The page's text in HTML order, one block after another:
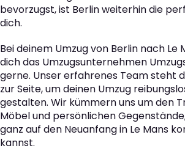
bevorzugst, ist Berlin weiterhin die
dich.
Bei deinem Umzug von Berlin nach
dich das Umzugsunternehmen
gerne. Unser erfahrenes Team steht
zur Seite, um deinen Umzug
gestalten. Wir kümmern uns um den
Möbel und persönlichen
ganz auf den Neuanfang in Le Mans
kannst.